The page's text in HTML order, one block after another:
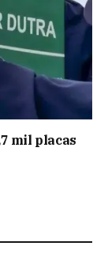
mil placas